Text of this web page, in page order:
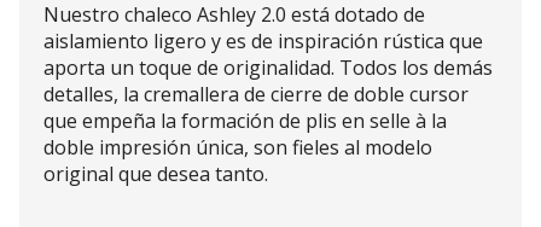
Nuestro chaleco Ashley 2.0 está dotado de
aislamiento ligero y es de inspiración rústica que
aporta un toque de originalidad. Todos los demás
detalles, la cremallera de cierre de doble cursor
que empeña la formación de plis en selle à la
doble impresión única, son fieles al modelo
original que desea tanto.